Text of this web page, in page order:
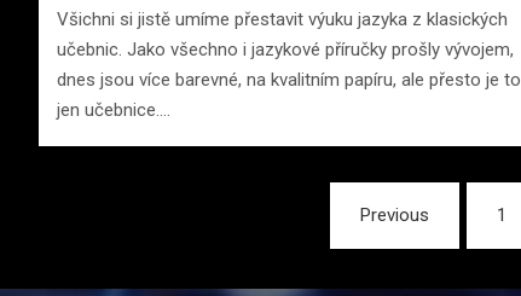
Všichni si jistě umíme přestavit výuku jazyka z klasických
učebnic. Jako všechno i jazykové příručky prošly vývojem,
dnes jsou více barevné, na kvalitním papíru, ale přesto je to
jen učebnice.…
Previous 1